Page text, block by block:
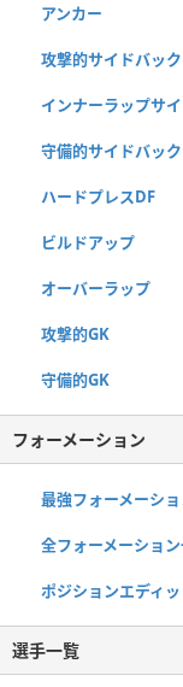
アンカー
攻撃的サイドバック
インナーラップサ
守備的サイドバック
ハードプレスDF
ビルドアップ
オーバーラップ
攻撃的GK
守備的GK
フォーメーション
最強フォーメーシ
全フォーメーショ
ポジションエディ
選手一覧